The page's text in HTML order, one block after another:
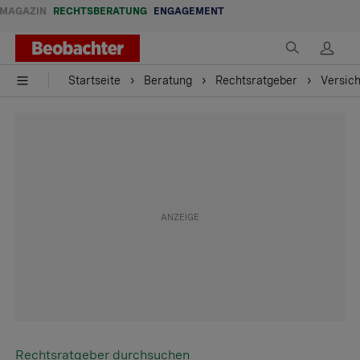
MAGAZIN RECHTSBERATUNG ENGAGEMENT
Startseite Beratung Rechtsratgeber
Rechtsratgeber durchsuchen